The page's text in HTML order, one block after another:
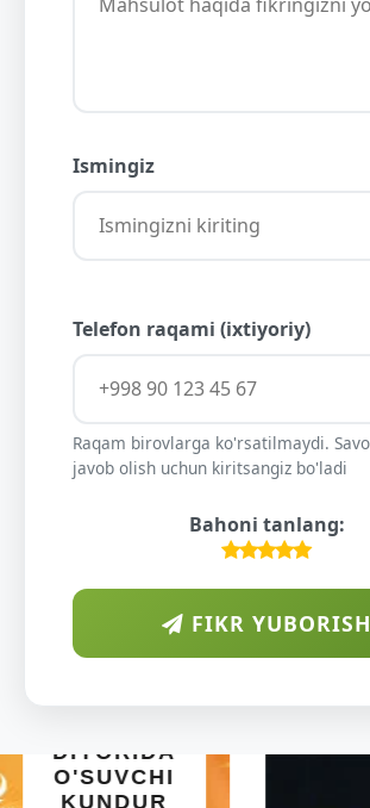
Ismingiz
Telefon raqami (ixtiyoriy)
Raqam birovlarga ko'rsatilmaydi.
javob olish uchun kiritsangiz bo'ladi
Bahoni tanlang:
FIKR YUBORISH